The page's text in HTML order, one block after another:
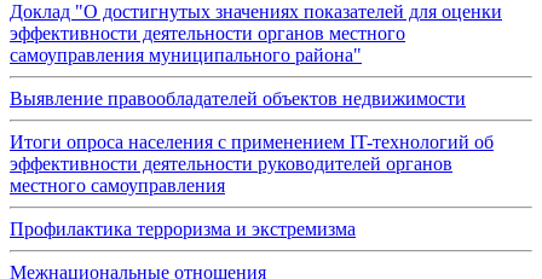
Доклад "О достигнутых значениях показателей для оценки
эффективности деятельности органов местного
самоуправления муниципального района"
Выявление правообладателей объектов недвижимости
Итоги опроса населения с применением IT-технологий об
эффективности деятельности руководителей органов
местного самоуправления
Профилактика терроризма и экстремизма
Межнациональные отношения